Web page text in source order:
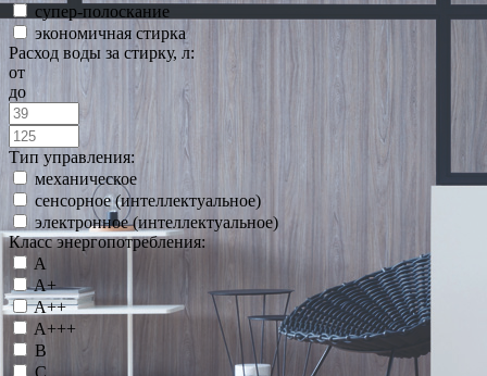
супер-полоскание
экономичная стирка
Расход воды за стирку, л:
от
до
Тип управления:
механическое
сенсорное (интеллектуальное)
электронное (интеллектуальное)
Класс энергопотребления:
A
A+
A++
A+++
B
C